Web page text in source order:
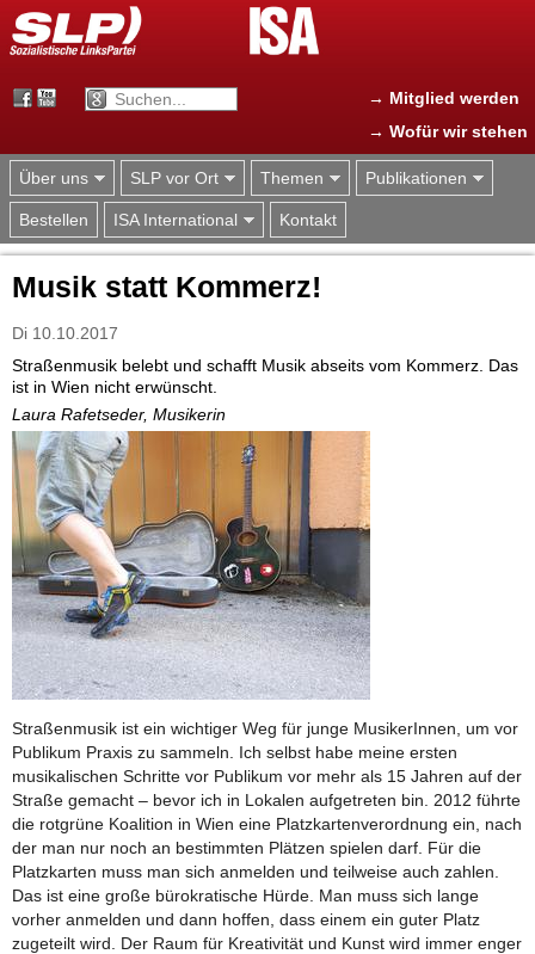
Jump to navigation
→ Mitglied werden
→ Wofür wir stehen
Über uns SLP vor Ort Themen Publikationen
Bestellen ISA International Kontakt
Musik statt Kommerz!
Di 10.10.2017
Straßenmusik belebt und schafft Musik abseits vom Kommerz. Das
ist in Wien nicht erwünscht.
Laura Rafetseder, Musikerin
Straßenmusik ist ein wichtiger Weg für junge MusikerInnen, um vor
Publikum Praxis zu sammeln. Ich selbst habe meine ersten
musikalischen Schritte vor Publikum vor mehr als 15 Jahren auf der
Straße gemacht – bevor ich in Lokalen aufgetreten bin. 2012 führte
die rotgrüne Koalition in Wien eine Platzkartenverordnung ein, nach
der man nur noch an bestimmten Plätzen spielen darf. Für die
Platzkarten muss man sich anmelden und teilweise auch zahlen.
Das ist eine große bürokratische Hürde. Man muss sich lange
vorher anmelden und dann hoffen, dass einem ein guter Platz
zugeteilt wird. Der Raum für Kreativität und Kunst wird immer enger